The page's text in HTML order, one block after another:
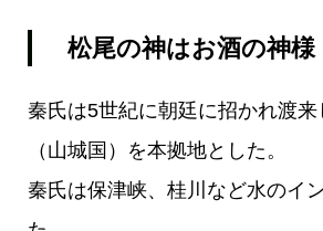
松尾の神はお酒の神様
秦氏は5世紀に朝廷に招かれ渡来
（山城国）を本拠地とした。
秦氏は保津峡、桂川など水のイ